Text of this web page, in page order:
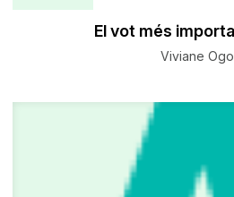
El vot més
Viviane